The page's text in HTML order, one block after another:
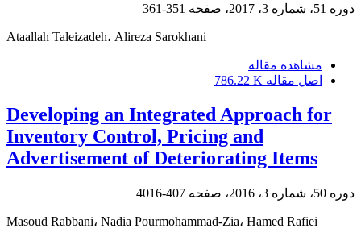
دوره 51، شماره 3، 2017، صفحه 351-361
Ataallah Taleizadeh، Alireza Sarokhani
مشاهده مقاله
اصل مقاله 786.22 K
Developing an Integrated Approach for
Inventory Control, Pricing and
Advertisement of Deteriorating Items
دوره 50، شماره 3، 2016، صفحه 407-4016
Masoud Rabbani، Nadia Pourmohammad-Zia، Hamed Rafiei